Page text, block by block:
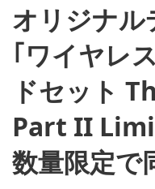
オリジナル
｢ワイヤレ
ドセット
Part II
数量限定で